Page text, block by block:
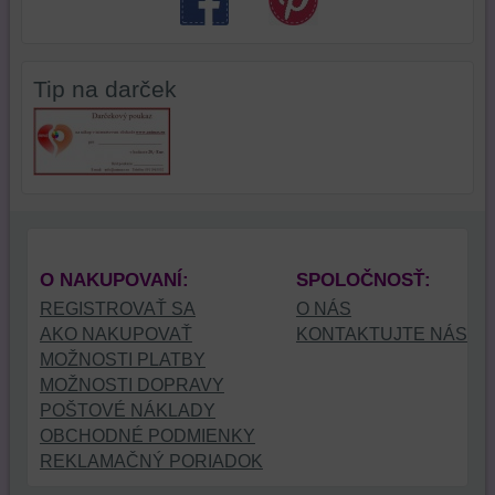
Tip na darček
O NAKUPOVANÍ: SPOLOČNOSŤ:
REGISTROVAŤ SA
AKO NAKUPOVAŤ
MOŽNOSTI PLATBY
MOŽNOSTI DOPRAVY
POŠTOVÉ NÁKLADY
OBCHODNÉ PODMIENKY
REKLAMAČNÝ PORIADOK
O NÁS
KONTAKTUJTE NÁS
widgety
ich
používali,
zaznamenávanie
udalostí